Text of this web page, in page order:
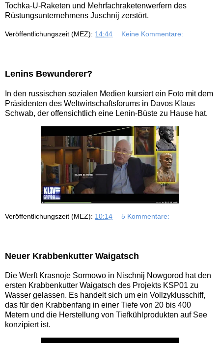
Tochka-U-Raketen und Mehrfachraketenwerfern des
Rüstungsunternehmens Juschnij zerstört.
Veröffentlichungszeit (MEZ): 14:44 Keine Kommentare:
Lenins Bewunderer?
In den russischen sozialen Medien kursiert ein Foto mit dem
Präsidenten des Weltwirtschaftsforums in Davos Klaus
Schwab, der offensichtlich eine Lenin-Büste zu Hause hat.
Veröffentlichungszeit (MEZ): 10:14 5 Kommentare:
Neuer Krabbenkutter Waigatsch
Die Werft Krasnoje Sormowo in Nischnij Nowgorod hat den
ersten Krabbenkutter Waigatsch des Projekts KSP01 zu
Wasser gelassen. Es handelt sich um ein Vollzyklusschiff,
das für den Krabbenfang in einer Tiefe von 20 bis 400
Metern und die Herstellung von Tiefkühlprodukten auf See
konzipiert ist.